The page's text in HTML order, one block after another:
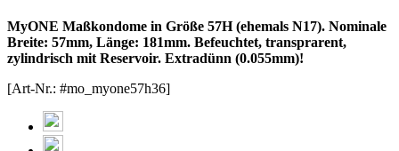
MyONE Maßkondome in Größe 57H (ehemals N17). Nominale
Breite: 57mm, Länge: 181mm. Befeuchtet, transprarent,
zylindrisch mit Reservoir. Extradünn (0.055mm)!
[Art-Nr.: #mo_myone57h36]